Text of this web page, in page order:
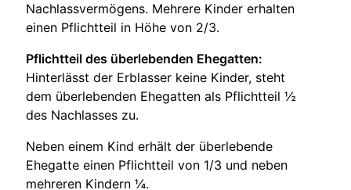
Nachlassvermögens. Mehrere Kinder erhalten
einen Pflichtteil in Höhe von 2/3.
Pflichtteil des überlebenden Ehegatten:
Hinterlässt der Erblasser keine Kinder, steht
dem überlebenden Ehegatten als Pflichtteil ½
des Nachlasses zu.
Neben einem Kind erhält der überlebende
Ehegatte einen Pflichtteil von 1/3 und neben
mehreren Kindern ¼.